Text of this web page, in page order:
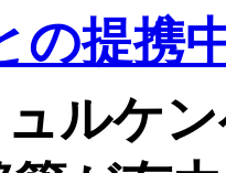
の提携
ルケ